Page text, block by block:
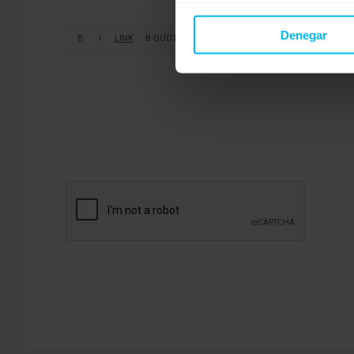
Denegar